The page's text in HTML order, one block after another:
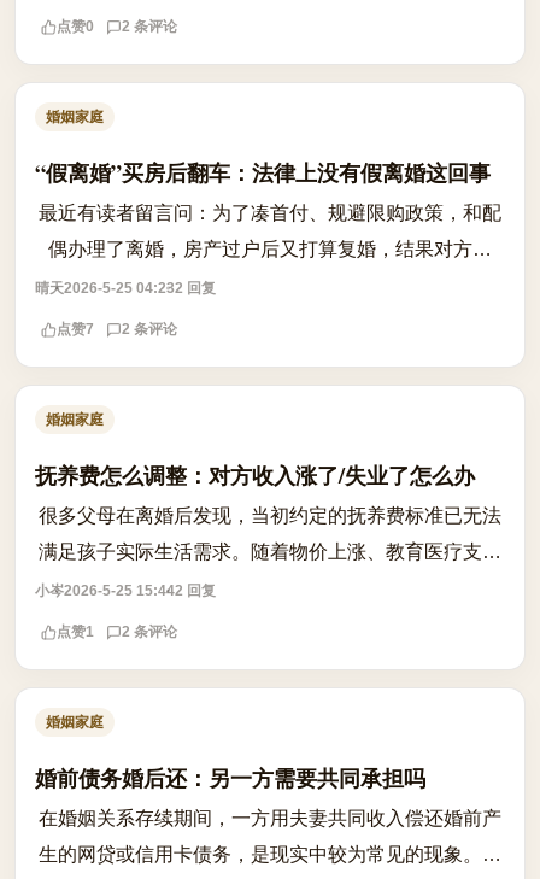
非强制适用。若一方有家暴行为，另一方...
点赞0 2 条评论
婚姻家庭
“假离婚”买房后翻车：法律上没有假离婚这回事
最近有读者留言问：为了凑首付、规避限购政策，和配
偶办理了离婚，房产过户后又打算复婚，结果对方反
悔，不复婚了，还说财产归自己。这种‘假离婚’真的能
操作吗？ 答案是：法律上没有‘假离婚...
晴天2026-5-25 04:232 回复
点赞7 2 条评论
婚姻家庭
抚养费怎么调整：对方收入涨了/失业了怎么办
很多父母在离婚后发现，当初约定的抚养费标准已无法
满足孩子实际生活需求。随着物价上涨、教育医疗支出
增加，原本每月1000元的抚养费可能连学费都覆盖不
了。更棘手的是，当对方收入大幅增加时，...
小岑2026-5-25 15:442 回复
点赞1 2 条评论
婚姻家庭
婚前债务婚后还：另一方需要共同承担吗
在婚姻关系存续期间，一方用夫妻共同收入偿还婚前产
生的网贷或信用卡债务，是现实中较为常见的现象。然